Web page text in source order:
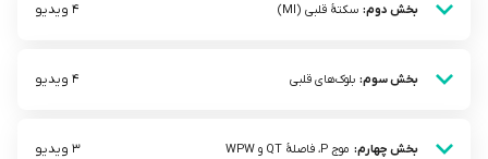
بخش دوم: سکتۀ قلبی (MI) 4 ویدیو
بخش سوم: بلوک‌های قلبی 4 ویدیو
بخش چهارم: موج P، فاصلۀ QT و WPW 3 ویدیو